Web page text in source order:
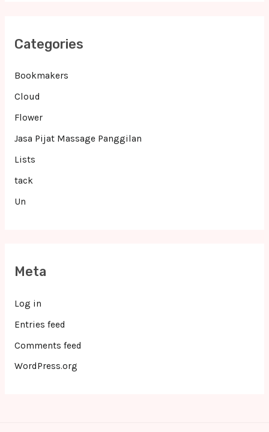
Categories
Bookmakers
Cloud
Flower
Jasa Pijat Massage Panggilan
Lists
tack
Un
Meta
Log in
Entries feed
Comments feed
WordPress.org